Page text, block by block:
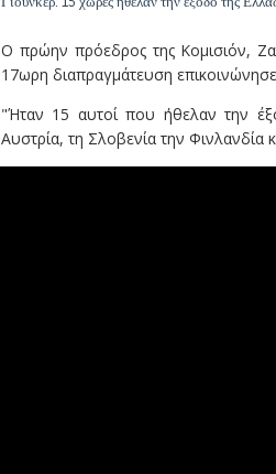
Ο πρώην πρόεδρος της Κομισιόν,
17ωρη διαπραγμάτευση
"Ήταν 15 αυτοί που ήθελαν την
Αυστρία, τη Σλοβενία την Φινλανδία